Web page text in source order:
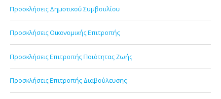
Προσκλήσεις Δημοτικού Συμβουλίου
Προσκλήσεις Οικονομικής Επιτροπής
Προσκλήσεις Επιτροπής Ποιότητας Ζωής
Προσκλήσεις Επιτροπής Διαβούλευσης